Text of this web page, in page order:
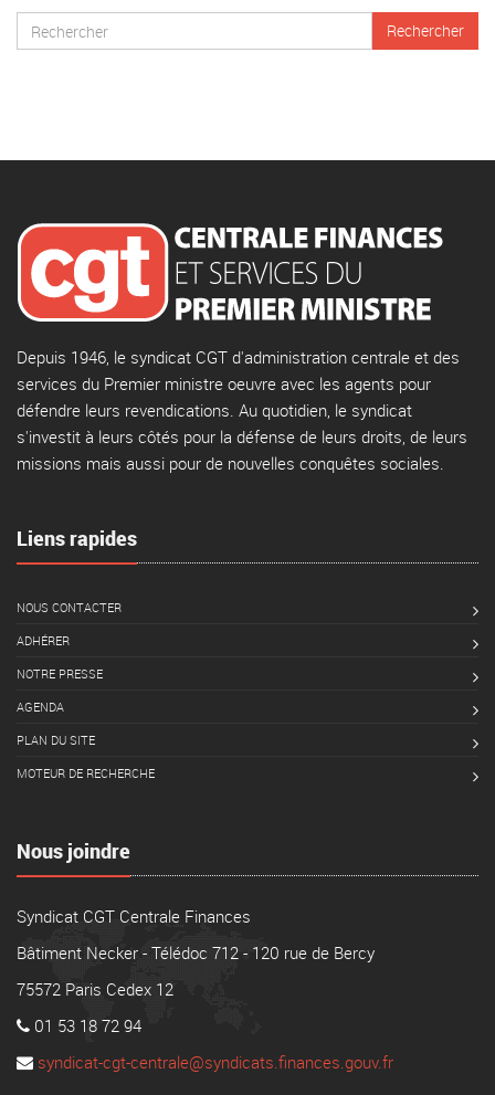
Depuis 1946, le syndicat CGT d'administration centrale et des
services du Premier ministre oeuvre avec les agents pour
défendre leurs revendications. Au quotidien, le syndicat
s'investit à leurs côtés pour la défense de leurs droits, de leurs
missions mais aussi pour de nouvelles conquêtes sociales.
Liens rapides
NOUS CONTACTER
ADHÉRER
NOTRE PRESSE
AGENDA
PLAN DU SITE
MOTEUR DE RECHERCHE
Nous joindre
Syndicat CGT Centrale Finances
Bâtiment Necker - Télédoc 712 - 120 rue de Bercy
75572 Paris Cedex 12
01 53 18 72 94
syndicat-cgt-centrale@syndicats.finances.gouv.fr